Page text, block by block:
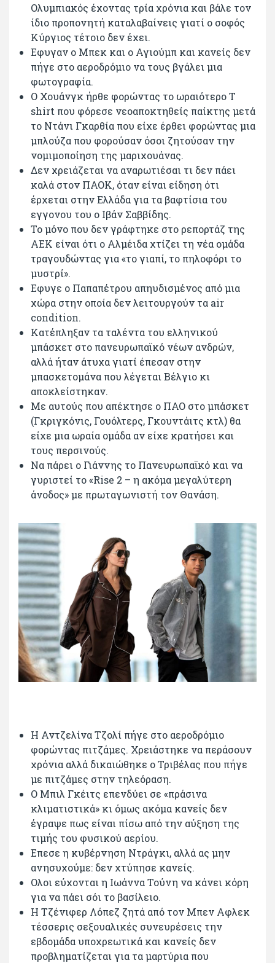
Ολυμπιακός έχοντας τρία χρόνια και βάλε τον
ίδιο προπονητή καταλαβαίνεις γιατί ο σοφός
Κύργιος τέτοιο δεν έχει.
Εφυγαν ο Μπεκ και ο Αγιούμπ και κανείς δεν
πήγε στο αεροδρόμιο να τους βγάλει μια
φωτογραφία.
Ο Χουάνγκ ήρθε φορώντας το ωραιότερο T
shirt που φόρεσε νεοαποκτηθείς παίκτης μετά
το Ντάνι Γκαρθία που είχε έρθει φορώντας μια
μπλούζα που φορούσαν όσοι ζητούσαν την
νομιμοποίηση της μαριχουάνας.
Δεν χρειάζεται να αναρωτιέσαι τι δεν πάει
καλά στον ΠΑΟΚ, όταν είναι είδηση ότι
έρχεται στην Ελλάδα για τα βαφτίσια του
εγγονου του ο Ιβάν Σαββίδης.
Το μόνο που δεν γράφτηκε στο ρεπορτάζ της
ΑΕΚ είναι ότι ο Αλμέιδα χτίζει τη νέα ομάδα
τραγουδώντας για «το γιαπί, το πηλοφόρι το
μυστρί».
Εφυγε ο Παπαπέτρου απηυδισμένος από μια
χώρα στην οποία δεν λειτουργούν τα air
condition.
Κατέπληξαν τα ταλέντα του ελληνικού
μπάσκετ στο πανευρωπαϊκό νέων ανδρών,
αλλά ήταν άτυχα γιατί έπεσαν στην
μπασκετομάνα που λέγεται Βέλγιο κι
αποκλείστηκαν.
Με αυτούς που απέκτησε ο ΠΑΟ στο μπάσκετ
(Γκριγκόνις, Γουόλτερς, Γκουντάιτς κτλ) θα
είχε μια ωραία ομάδα αν είχε κρατήσει και
τους περσινούς.
Να πάρει ο Γιάννης το Πανευρωπαϊκό και να
γυριστεί το «Rise 2 – η ακόμα μεγαλύτερη
άνοδος» με πρωταγωνιστή τον Θανάση.
Η Αντζελίνα Τζολί πήγε στο αεροδρόμιο
φορώντας πιτζάμες. Χρειάστηκε να περάσουν
χρόνια αλλά δικαιώθηκε ο Τριβέλας που πήγε
με πιτζάμες στην τηλεόραση.
Ο Μπιλ Γκέιτς επενδύει σε «πράσινα
κλιματιστικά» κι όμως ακόμα κανείς δεν
έγραψε πως είναι πίσω από την αύξηση της
τιμής του φυσικού αερίου.
Επεσε η κυβέρνηση Ντράγκι, αλλά ας μην
ανησυχούμε: δεν χτύπησε κανείς.
Ολοι εύχονται η Ιωάννα Τούνη να κάνει κόρη
για να πάει σόι το βασίλειο.
Η Τζένιφερ Λόπεζ ζητά από τον Μπεν Αφλεκ
τέσσερις σεξουαλικές συνευρέσεις την
εβδομάδα υποχρεωτικά και κανείς δεν
προβληματίζεται για τα μαρτύρια που